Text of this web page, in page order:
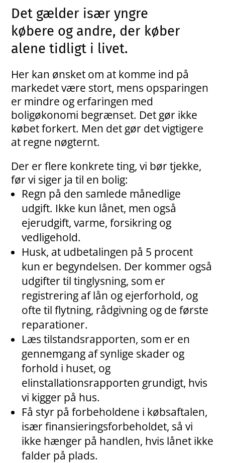
Det gælder især yngre
købere og andre, der køber
alene tidligt i livet.
Her kan ønsket om at komme ind på
markedet være stort, mens opsparingen
er mindre og erfaringen med
boligøkonomi begrænset. Det gør ikke
købet forkert. Men det gør det vigtigere
at regne nøgternt.
Der er flere konkrete ting, vi bør tjekke,
før vi siger ja til en bolig:
Regn på den samlede månedlige
udgift. Ikke kun lånet, men også
ejerudgift, varme, forsikring og
vedligehold.
Husk, at udbetalingen på 5 procent
kun er begyndelsen. Der kommer også
udgifter til tinglysning, som er
registrering af lån og ejerforhold, og
ofte til flytning, rådgivning og de første
reparationer.
Læs tilstandsrapporten, som er en
gennemgang af synlige skader og
forhold i huset, og
elinstallationsrapporten grundigt, hvis
vi kigger på hus.
Få styr på forbeholdene i købsaftalen,
især finansieringsforbeholdet, så vi
ikke hænger på handlen, hvis lånet ikke
falder på plads.